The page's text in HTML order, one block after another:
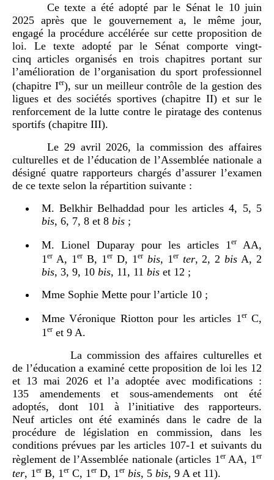
Ce texte a été adopté par le Sénat le 10 juin
2025 après que le gouvernement a, le même jour,
engagé la procédure accélérée sur cette proposition de
loi. Le texte adopté par le Sénat comporte vingt-
cinq articles organisés en trois chapitres portant sur
l’amélioration de l’organisation du sport professionnel
(chapitre Ier), sur un meilleur contrôle de la gestion des
ligues et des sociétés sportives (chapitre II) et sur le
renforcement de la lutte contre le piratage des contenus
sportifs (chapitre III).
Le 29 avril 2026, la commission des affaires
culturelles et de l’éducation de l’Assemblée nationale a
désigné quatre rapporteurs chargés d’assurer l’examen
de ce texte selon la répartition suivante :
M. Belkhir Belhaddad pour les articles 4, 5, 5
bis, 6, 7, 8 et 8 bis ;
M. Lionel Duparay pour les articles 1 erAA,
1 er A, 1er B, 1er D, 1 er bis, 1 er ter, 2, 2bis A, 2
bis, 3, 9, 10 bis, 11, 11 biset 12 ;
Mme Sophie Mette pour l’article 10 ;
Mme Véronique Riotton pour les articles 1 er C,
1 eret 9 A.
La commission des affaires culturelles et
de l’éducation a examiné cette proposition de loi les 12
et 13 mai 2026 et l’a adoptée avec modifications :
135 amendements et sous-amendements ont été
adoptés, dont 101 à l’initiative des rapporteurs.
Neuf articles ont été examinés dans le cadre de la
procédure de législation en commission, dans les
conditions prévues par les articles 107-1 et suivants du
règlement de l’Assemblée nationale (articles 1 erAA, 1er
ter, 1 er B, 1 er C, 1 er D, 1 er bis, 5 bis, 9 A et 11).